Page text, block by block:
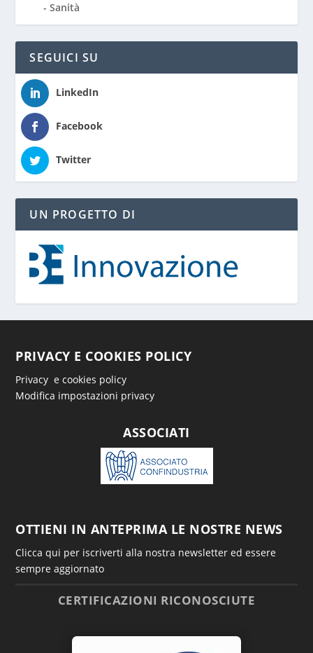
Sanità
SEGUICI SU
LinkedIn
Facebook
Twitter
UN PROGETTO DI
PRIVACY E COOKIES POLICY
Privacy e cookies policy
Modifica impostazioni privacy
ASSOCIATI
OTTIENI IN ANTEPRIMA LE NOSTRE NEWS
Clicca qui per iscriverti alla nostra newsletter ed essere
sempre aggiornato
CERTIFICAZIONI RICONOSCIUTE